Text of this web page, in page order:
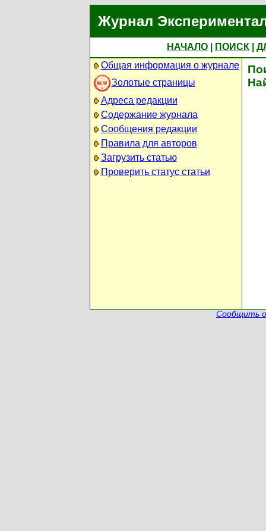
Журнал
НАЧАЛО ПОИСК
Общая информация о журнале
Золотые страницы
Адреса редакции
Содержание журнала
Сообщения редакции
Правила для авторов
Загрузить статью
Проверить статус статьи
Сообщить о